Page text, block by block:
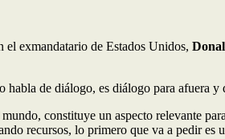
el exmandatario de Estados Unidos,
de diálogo, es diálogo para afuera y
constituye un aspecto relevante
recursos, lo primero que va a pedir es